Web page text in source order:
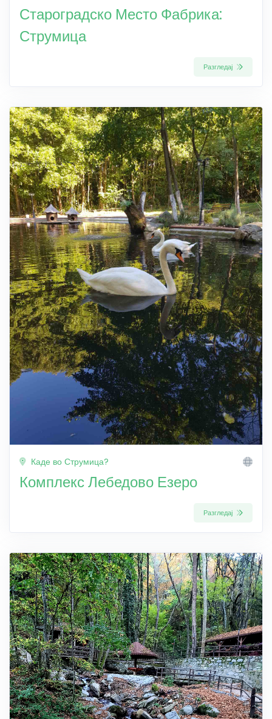
Староградско Место Фабрика:
Струмица
Разгледај
Каде во Струмица?
Комплекс Лебедово Езеро
Разгледај